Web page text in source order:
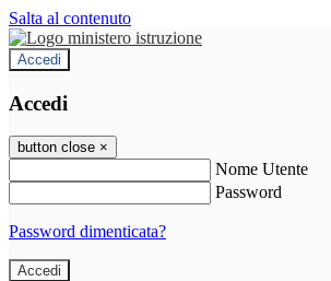
Salta al contenuto
Accedi
Accedi
button close ×
Nome Utente
Password
Password dimenticata?